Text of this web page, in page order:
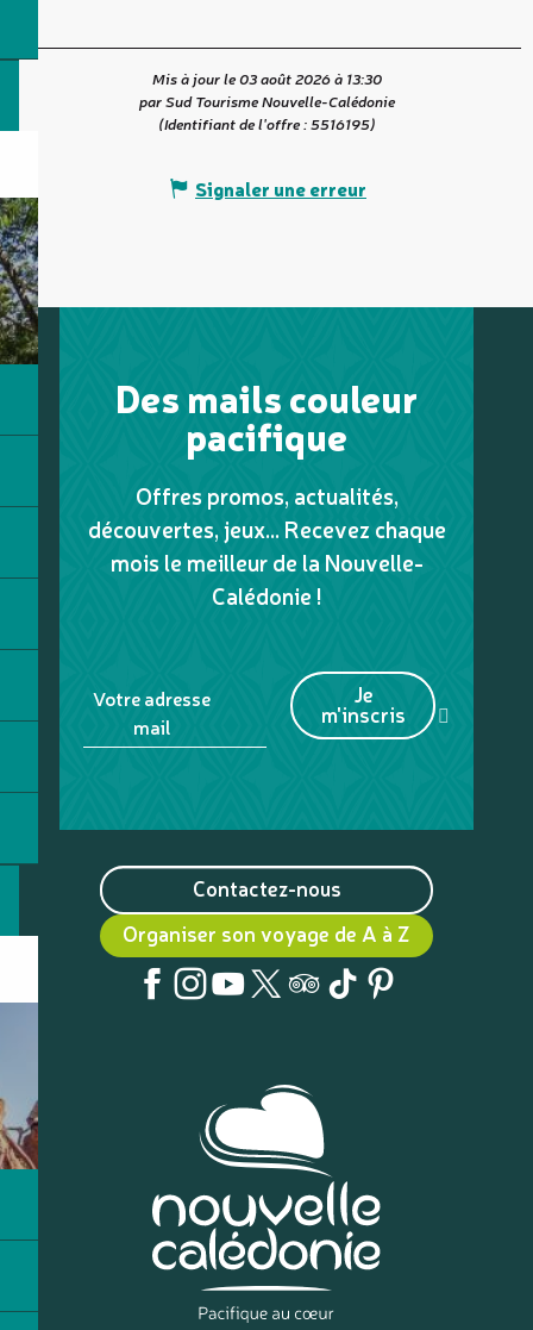
Mis à jour le 03 août 2026 à 13:30
par Sud Tourisme Nouvelle-Calédonie
(Identifiant de l'offre :5516195)
Signaler une erreur
Des mails couleur
pacifique
Offres promos, actualités,
découvertes, jeux... Recevez chaque
mois le meilleur de la Nouvelle-
Calédonie !
Votre adresse
mail
Je
m'inscris
Contactez-nous
Organiser son voyage de A à Z